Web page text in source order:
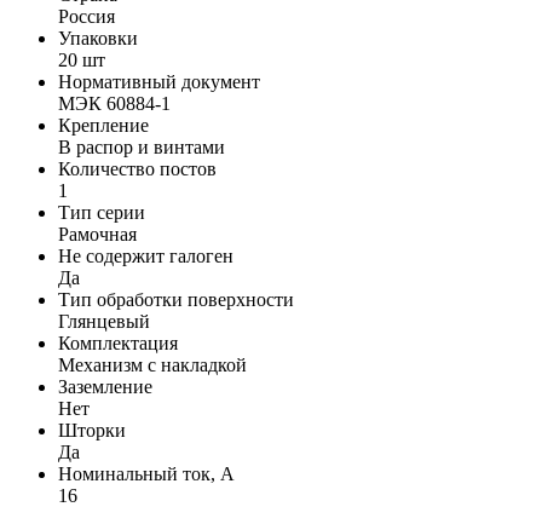
Россия
Упаковки
20 шт
Нормативный документ
МЭК 60884-1
Крепление
В распор и винтами
Количество постов
1
Тип серии
Рамочная
Не содержит галоген
Да
Тип обработки поверхности
Глянцевый
Комплектация
Механизм с накладкой
Заземление
Нет
Шторки
Да
Номинальный ток, А
16